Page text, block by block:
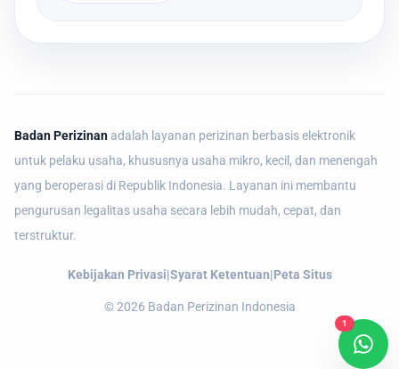
Badan Perizinan adalah layanan perizinan berbasis elektronik
untuk pelaku usaha, khususnya usaha mikro, kecil, dan menengah
yang beroperasi di Republik Indonesia. Layanan ini membantu
pengurusan legalitas usaha secara lebih mudah, cepat, dan
terstruktur.
Kebijakan Privasi|Syarat Ketentuan|Peta Situs
©2026 Badan Perizinan Indonesia
1